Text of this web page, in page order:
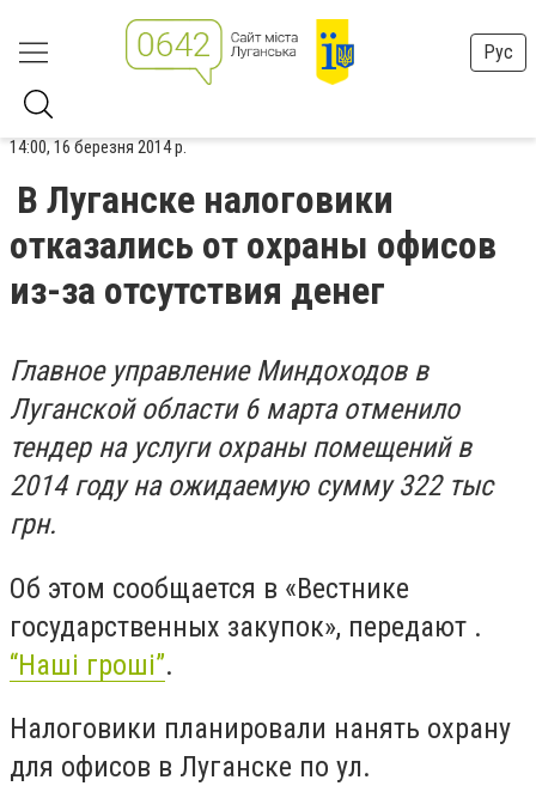
Рус
14:00, 16 березня 2014 р.
В Луганске налоговики
отказались от охраны офисов
из-за отсутствия денег
Главное управление Миндоходов в
Луганской области 6 марта отменило
тендер на услуги охраны помещений в
2014 году на ожидаемую сумму 322 тыс
грн.
Об этом сообщается в «Вестнике
государственных закупок», передают .
“Наші гроші”.
Налоговики планировали нанять охрану
для офисов в Луганске по ул.